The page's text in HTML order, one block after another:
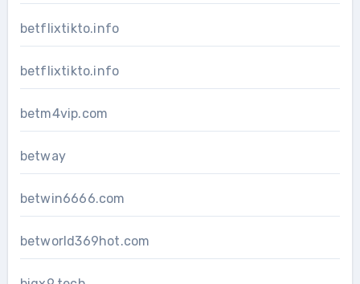
betflixtikto.info
betflixtikto.info
betm4vip.com
betway
betwin6666.com
betworld369hot.com